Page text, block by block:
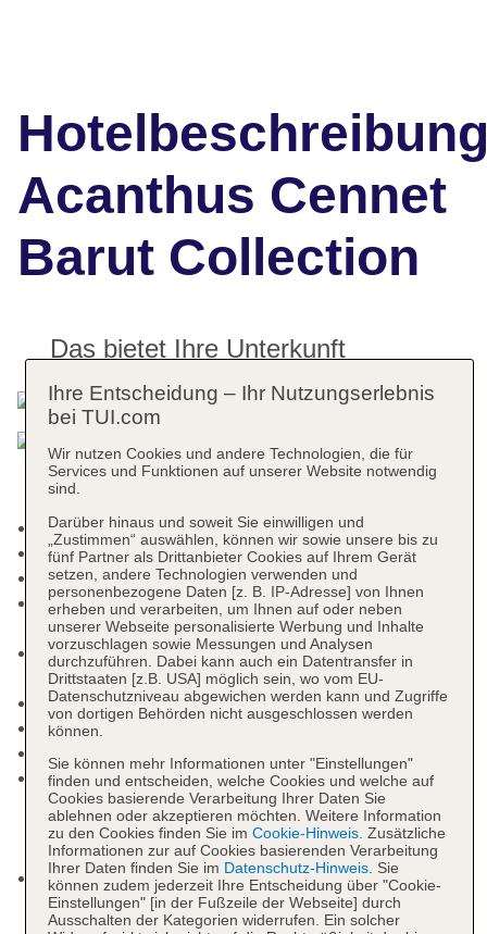
Acanthus Cennet
Barut Collection
Das bietet Ihre Unterkunft
Raucherbereich
Check-in Zeit ab 14:00 Uhr
Check-out Zeit bis 12:00 Uhr
Rezeption: 24 Stunden, Sprachen: deutsch,
englisch, türkisch
Gästebetreuung: Sprachen: deutsch, englisch,
türkisch
Lift
Gartenanlage, Sonnenterrasse
Pools: 4
Pool „Outdoor“: April - Oktober, ohne Gebühr,
Outdoor, Süßwasser, Liegen: ohne Gebühr,
Liegestühle: ohne Gebühr, Sonnenschirme: ohne
Gebühr
Pool „Indoor“: November - März, ohne Gebühr,
Indoor, Süßwasser, beheizbar: Dezember - März,
Liegestühle: ohne Gebühr
Ihre Entscheidung – Ihr Nutzungserlebnis
bei TUI.com
Wir nutzen Cookies und andere Technologien, die für
Services und Funktionen auf unserer Website notwendig
sind.
Darüber hinaus und soweit Sie einwilligen und
„Zustimmen“ auswählen, können wir sowie unsere bis zu
fünf Partner als Drittanbieter Cookies auf Ihrem Gerät
setzen, andere Technologien verwenden und
personenbezogene Daten [z. B. IP-Adresse] von Ihnen
erheben und verarbeiten, um Ihnen auf oder neben
unserer Webseite personalisierte Werbung und Inhalte
vorzuschlagen sowie Messungen und Analysen
durchzuführen. Dabei kann auch ein Datentransfer in
Drittstaaten [z.B. USA] möglich sein, wo vom EU-
Datenschutzniveau abgewichen werden kann und Zugriffe
von dortigen Behörden nicht ausgeschlossen werden
können.
Sie können mehr Informationen unter "Einstellungen"
finden und entscheiden, welche Cookies und welche auf
Cookies basierende Verarbeitung Ihrer Daten Sie
ablehnen oder akzeptieren möchten. Weitere Information
zu den Cookies finden Sie im Cookie-Hinweis. Zusätzliche
Informationen zur auf Cookies basierenden Verarbeitung
Ihrer Daten finden Sie im Datenschutz-Hinweis. Sie
können zudem jederzeit Ihre Entscheidung über "Cookie-
Einstellungen" [in der Fußzeile der Webseite] durch
Ausschalten der Kategorien widerrufen. Ein solcher